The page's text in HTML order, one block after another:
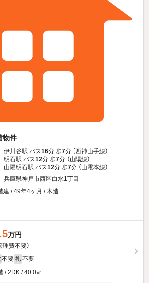
物件
伊川谷駅 バス16分 歩7分 （西神山手線）
明石駅 バス12分 歩7分 （山陽線）
山陽明石駅 バス12分 歩7分 （山電本線）
兵庫県神戸市西区白水1丁目
建 / 49年4ヶ月 / 木造
万円
理費不要）
不要 礼 不要
/ 2DK / 40.0㎡